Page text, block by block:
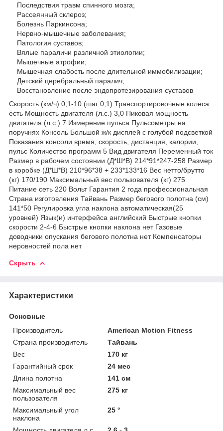
Последствия травм спинного мозга;
Рассеянный склероз;
Болезнь Паркинсона;
Нервно-мышечные заболевания;
Патология суставов;
Вялые параличи различной этиологии;
Мышечные атрофии;
Мышечная слабость после длительной иммобилизации;
Детский церебральный паралич;
Восстановление после эндопротезирования суставов
Скорость (км/ч) 0,1-10 (шаг 0,1) Транспортировочные колеса
есть Мощность двигателя (л.с.) 3,0 Пиковая мощность
двигателя (л.с.) 7 Измерение пульса Пульсометры на
поручнях Консоль Большой ж/к дисплей с голубой подсветкой
Показания консоли время, скорость, дистанция, калории,
пульс Количество программ 5 Вид двигателя Переменный ток
Размер в рабочем состоянии (Д*Ш*В) 214*91*247-258 Размер
в коробке (Д*Ш*В) 210*96*38 + 233*133*16 Вес нетто/брутто
(кг) 170/190 Максимальный вес пользователя (кг) 275
Питание сеть 220 Вольт Гарантия 2 года профессиональная
Страна изготовления Тайвань Размер бегового полотна (см)
141*50 Регулировка угла наклона автоматическая(25
уровней) Язык(и) интерфейса английский Быстрые кнопки
скорости 2-4-6 Быстрые кнопки наклона нет Газовые
доводчики опускания бегового полотна нет Компенсаторы
неровностей пола нет
Скрыть
Характеристики
Основные
Производитель
American Motion Fitness
Страна производитель
Тайвань
Вес
170 кг
Гарантийный срок
24 мес
Длина полотна
141 см
Максимальный вес
пользователя
275 кг
Максимальный угол
наклона
25 °